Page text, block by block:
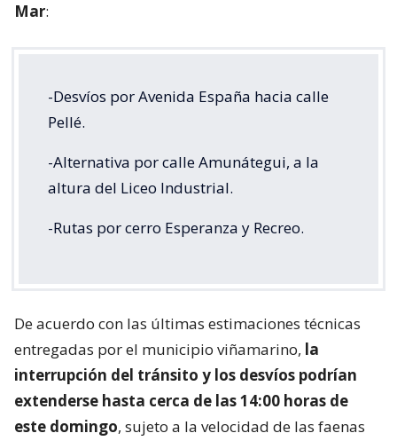
Mar:
-Desvíos por Avenida España hacia calle
Pellé.
-Alternativa por calle Amunátegui, a la
altura del Liceo Industrial.
-Rutas por cerro Esperanza y Recreo.
De acuerdo con las últimas estimaciones técnicas
entregadas por el municipio viñamarino, la
interrupción del tránsito y los desvíos podrían
extenderse hasta cerca de las 14:00 horas de
este domingo, sujeto a la velocidad de las faenas